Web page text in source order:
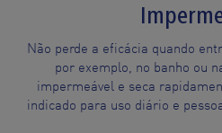
Não perde a eficácia quando
por exemplo, no banho ou
impermeável e seca
indicado para uso diário e